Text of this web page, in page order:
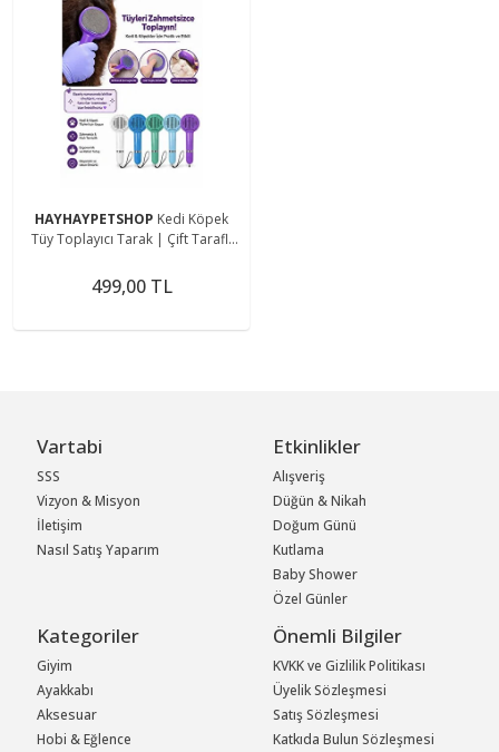
HAYHAYPETSHOP Kedi Köpek
Tüy Toplayıcı Tarak | Çift Taraflı
Alma Aparatı
499,00 TL
Vartabi
SSS
Vizyon & Misyon
İletişim
Nasıl Satış Yaparım
Etkinlikler
Alışveriş
Düğün & Nikah
Doğum Günü
Kutlama
Baby Shower
Özel Günler
Kategoriler
Giyim
Ayakkabı
Aksesuar
Hobi & Eğlence
Önemli Bilgiler
KVKK ve Gizlilik Politikası
Üyelik Sözleşmesi
Satış Sözleşmesi
Katkıda Bulun Sözleşmesi